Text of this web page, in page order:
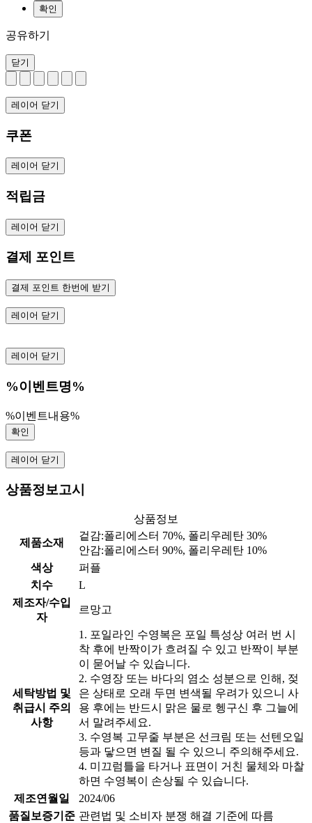
확인
공유하기
닫기
레이어 닫기
쿠폰
레이어 닫기
적립금
레이어 닫기
결제 포인트
결제 포인트 한번에 받기
레이어 닫기
레이어 닫기
%이벤트명%
%이벤트내용%
확인
레이어 닫기
상품정보고시
상품정보
제품소재
겉감:폴리에스터 70%, 폴리우레탄 30%
안감:폴리에스터 90%, 폴리우레탄 10%
색상
퍼플
치수
L
제조자/수입
자
르망고
세탁방법 및
취급시 주의
사항
1. 포일라인 수영복은 포일 특성상 여러 번 시
착 후에 반짝이가 흐려질 수 있고 반짝이 부분
이 묻어날 수 있습니다.
2. 수영장 또는 바다의 염소 성분으로 인해, 젖
은 상태로 오래 두면 변색될 우려가 있으니 사
용 후에는 반드시 맑은 물로 헹구신 후 그늘에
서 말려주세요.
3. 수영복 고무줄 부분은 선크림 또는 선텐오일
등과 닿으면 변질 될 수 있으니 주의해주세요.
4. 미끄럼틀을 타거나 표면이 거친 물체와 마찰
하면 수영복이 손상될 수 있습니다.
제조연월일
2024/06
품질보증기준 관련법 및 소비자 분쟁 해결 기준에 따름